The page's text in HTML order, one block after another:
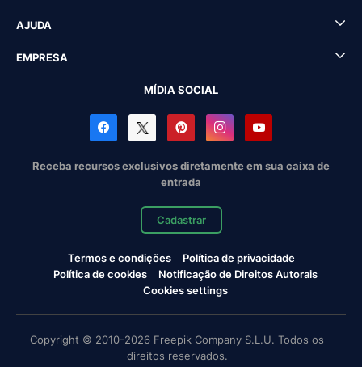
AJUDA
EMPRESA
MÍDIA SOCIAL
Receba recursos exclusivos diretamente em sua caixa de
entrada
Cadastrar
Termos e condições
Política de privacidade
Política de cookies
Notificação de Direitos Autorais
Cookies settings
Copyright © 2010-2026 Freepik Company S.L.U. Todos os
direitos reservados.